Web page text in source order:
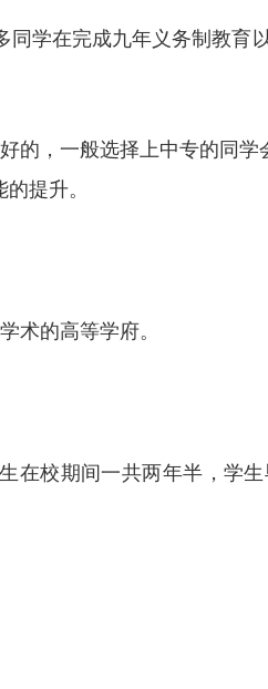
学在完成九年义务制教育
的，一般选择上中专的同
提升。
术的高等学府。
校期间一共两年半，学